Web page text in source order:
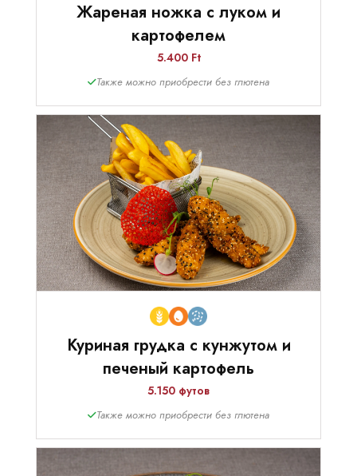
Жареная ножка с луком и
картофелем
5.400 Ft
Также можно приобрести без глютена
Куриная грудка с кунжутом и
печеный картофель
5.150 футов
Также можно приобрести без глютена